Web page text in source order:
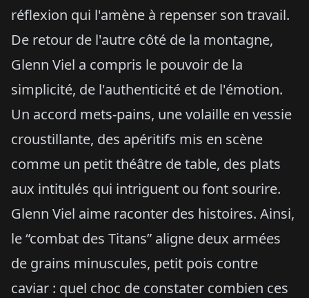
réflexion qui l'amène à repenser son travail.
De retour de l'autre côté de la montagne,
Glenn Viel a compris le pouvoir de la
simplicité, de l'authenticité et de l'émotion.
Un accord mets-pains, une volaille en vessie
croustillante, des apéritifs mis en scène
comme un petit théâtre de table, des plats
aux intitulés qui intriguent ou font sourire.
Glenn Viel aime raconter des histoires. Ainsi,
le “combat des Titans” aligne deux armées
de grains minuscules, petit pois contre
caviar : quel choc de constater combien ces